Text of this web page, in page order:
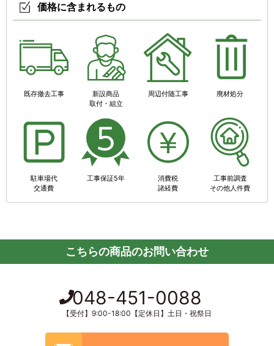
価格に含まれるもの
既存撤去工事
新設商品
取付・組立
周辺付随工事 廃材処分
駐車場代
交通費
工事保証5年
消費税
諸経費
工事前調査
その他人件費
こちらの商品のお問い合わせ
048-451-0088
【受付】9:00-18:00【定休日】土日・祝祭日